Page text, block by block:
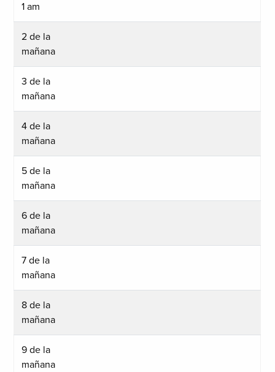
1 am
2 de la
mañana
3 de la
mañana
4 de la
mañana
5 de la
mañana
6 de la
mañana
7 de la
mañana
8 de la
mañana
9 de la
mañana